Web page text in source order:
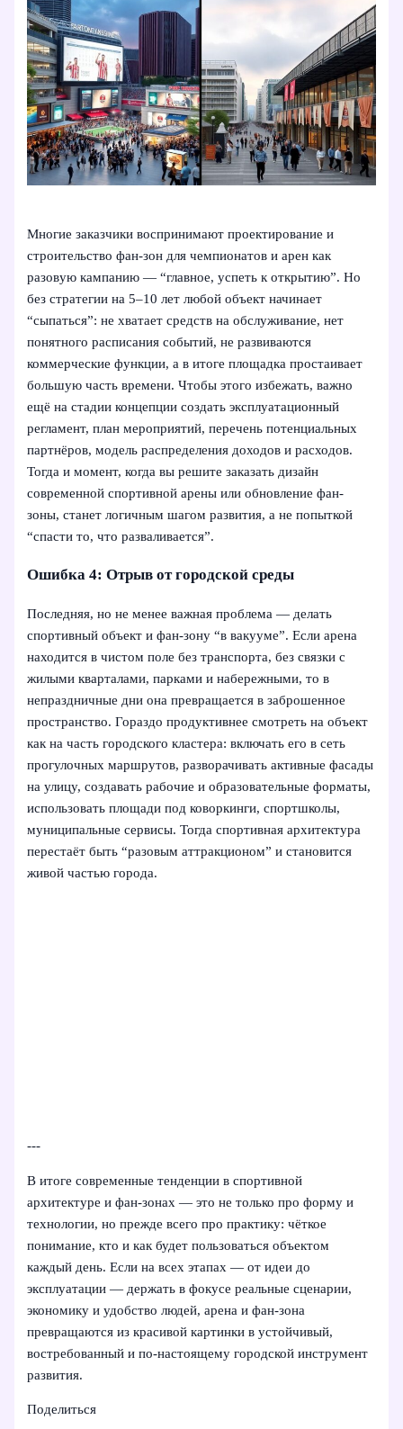
Многие заказчики воспринимают проектирование и
строительство фан-зон для чемпионатов и арен как
разовую кампанию — “главное, успеть к открытию”. Но
без стратегии на 5–10 лет любой объект начинает
“сыпаться”: не хватает средств на обслуживание, нет
понятного расписания событий, не развиваются
коммерческие функции, а в итоге площадка простаивает
большую часть времени. Чтобы этого избежать, важно
ещё на стадии концепции создать эксплуатационный
регламент, план мероприятий, перечень потенциальных
партнёров, модель распределения доходов и расходов.
Тогда и момент, когда вы решите заказать дизайн
современной спортивной арены или обновление фан-
зоны, станет логичным шагом развития, а не попыткой
“спасти то, что разваливается”.
Ошибка 4: Отрыв от городской среды
Последняя, но не менее важная проблема — делать
спортивный объект и фан-зону “в вакууме”. Если арена
находится в чистом поле без транспорта, без связки с
жилыми кварталами, парками и набережными, то в
непраздничные дни она превращается в заброшенное
пространство. Гораздо продуктивнее смотреть на объект
как на часть городского кластера: включать его в сеть
прогулочных маршрутов, разворачивать активные фасады
на улицу, создавать рабочие и образовательные форматы,
использовать площади под коворкинги, спортшколы,
муниципальные сервисы. Тогда спортивная архитектура
перестаёт быть “разовым аттракционом” и становится
живой частью города.
---
В итоге современные тенденции в спортивной
архитектуре и фан-зонах — это не только про форму и
технологии, но прежде всего про практику: чёткое
понимание, кто и как будет пользоваться объектом
каждый день. Если на всех этапах — от идеи до
эксплуатации — держать в фокусе реальные сценарии,
экономику и удобство людей, арена и фан-зона
превращаются из красивой картинки в устойчивый,
востребованный и по-настоящему городской инструмент
развития.
Поделиться